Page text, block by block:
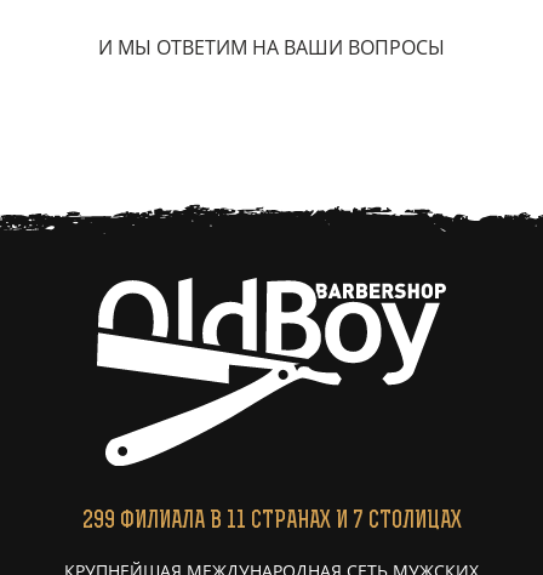
И МЫ ОТВЕТИМ НА ВАШИ ВОПРОСЫ
299 ФИЛИАЛАВ 11 СТРАНАХ И 7 СТОЛИЦАХ